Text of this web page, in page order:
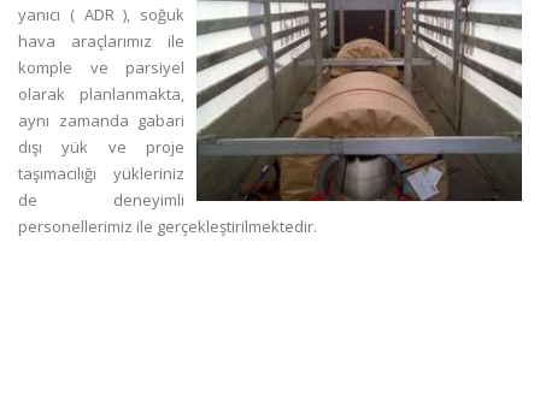
yanıcı ( ADR ), soğuk
hava araçlarımız ile
komple ve parsiyel
olarak planlanmakta,
aynı zamanda gabari
dışı yük ve proje
taşımacılığı yükleriniz
de deneyimli
personellerimiz ile gerçekleştirilmektedir.